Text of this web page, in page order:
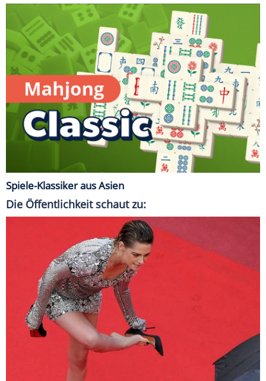
Spiele-Klassiker aus Asien
Die Öffentlichkeit schaut zu: